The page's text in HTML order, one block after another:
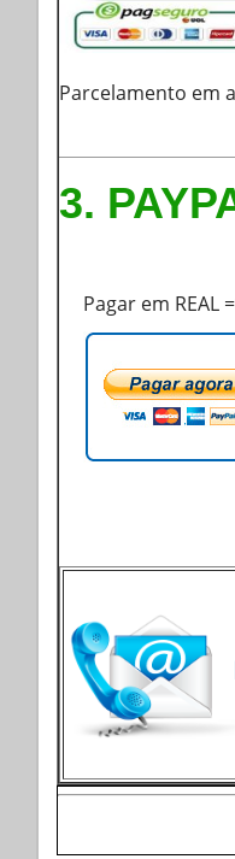
Parcelamento em
3.
Pagar em REAL